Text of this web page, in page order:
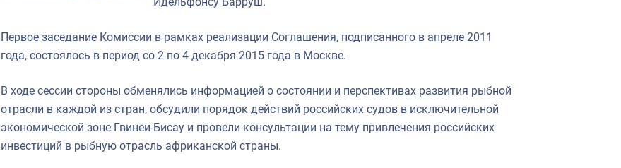
Первое заседание Комиссии в рамках реализации Соглашения, подписанного в апреле 2011
года, состоялось в период со 2 по 4 декабря 2015 года в Москве.
В ходе сессии стороны обменялись информацией о состоянии и перспективах развития рыбной
отрасли в каждой из стран, обсудили порядок действий российских судов в исключительной
экономической зоне Гвинеи-Бисау и провели консультации на тему привлечения российских
инвестиций в рыбную отрасль африканской страны.